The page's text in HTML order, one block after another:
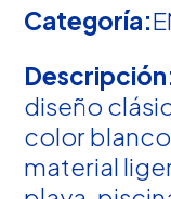
Categoría:
diseño
color
material